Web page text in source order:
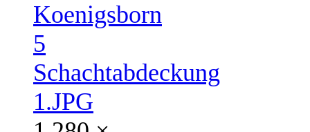
Koenigsborn
5
Schachtabdeckung
1.JPG